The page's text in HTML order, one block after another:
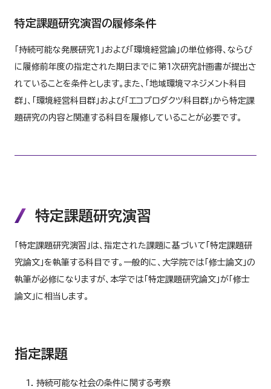
特定課題研究演習の履修条件
「持続可能な発展研究1」および「環境経営論」の単位修得、ならび
に履修前年度の指定された期日までに第1次研究計画書が提出さ
れていることを条件とします。また、「地域環境マネジメント科目
群」、「環境経営科目群」および「エコプロダクツ科目群」から特定課
題研究の内容と関連する科目を履修していることが必要です。
特定課題研究演習
「特定課題研究演習」は、指定された課題に基づいて「特定課題研
究論文」を執筆する科目です。一般的に、大学院では「修士論文」の
執筆が必修になりますが、本学では「特定課題研究論文」が「修士
論文」に相当します。
指定課題
持続可能な社会の条件に関する考察